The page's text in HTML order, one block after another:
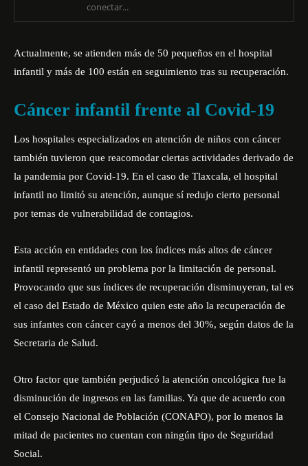
conectar...
Actualmente, se atienden más de 50 pequeños en el hospital
infantil y más de 100 están en seguimiento tras su recuperación.
Cáncer infantil frente al Covid-19
Los hospitales especializados en atención de niños con cáncer
también tuvieron que reacomodar ciertas actividades derivado de
la pandemia por Covid-19. En el caso de Tlaxcala, el hospital
infantil no limitó su atención, aunque sí redujo cierto personal
por temas de vulnerabilidad de contagios.
Esta acción en entidades con los índices más altos de cáncer
infantil representó un problema por la limitación de personal.
Provocando que sus índices de recuperación disminuyeran, tal es
el caso del Estado de México quien este año la recuperación de
sus infantes con cáncer cayó a menos del 30%, según datos de la
Secretaria de Salud.
Otro factor que también perjudicó la atención oncológica fue la
disminución de ingresos en las familias. Ya que de acuerdo con
el Consejo Nacional de Población (CONAPO), por lo menos la
mitad de pacientes no cuentan con ningún tipo de Seguridad
Social.